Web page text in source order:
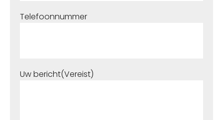
Telefoonnummer
Uw bericht(Vereist)